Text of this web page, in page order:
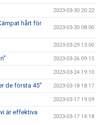
2023-03-30 20:22
hårt för
2023-03-30 08:00
2023-03-29 13:00
2023-03-26 09:15
2023-03-24 19:10
de första 45" 2023-03-18 18:17
2023-03-17 19:09
är effektiva
2023-03-17 14:18